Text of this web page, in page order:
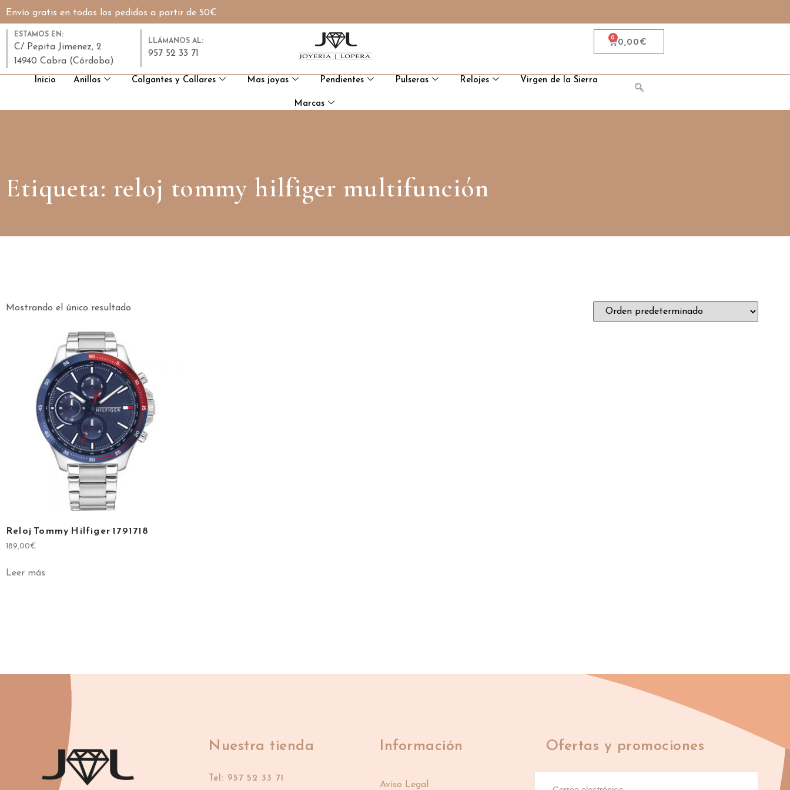
Envío gratis en todos los pedidos a partir de 50€
ESTAMOS EN:
C/ Pepita Jimenez, 2
14940 Cabra (Córdoba)
LLÁMANOS AL:
957 52 33 71
0,00€
0
Inicio Anillos Colgantes y Collares Mas joyas Pendientes Pulseras Relojes Virgen de la Sierra
Marcas
Etiqueta: reloj tommy hilfiger multifunción
Mostrando el único resultado
Reloj Tommy Hilfiger 1791718
189,00€
Leer más
Nuestra tienda
Tel: 957 52 33 71
Información
Aviso Legal
Ofertas y promociones